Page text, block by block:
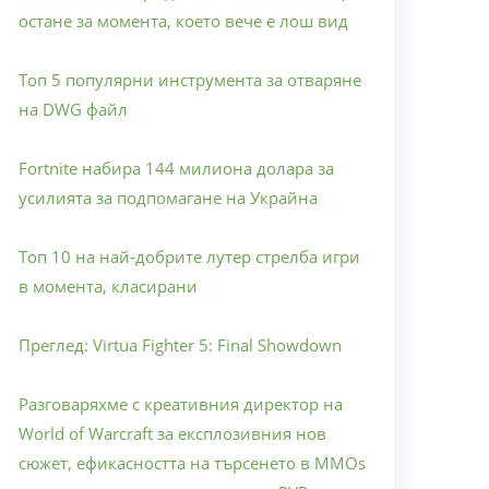
остане за момента, което вече е лош вид
Топ 5 популярни инструмента за отваряне
на DWG файл
Fortnite набира 144 милиона долара за
усилията за подпомагане на Украйна
Топ 10 на най-добрите лутер стрелба игри
в момента, класирани
Преглед: Virtua Fighter 5: Final Showdown
Разговаряхме с креативния директор на
World of Warcraft за експлозивния нов
сюжет, ефикасността на търсенето в MMOs